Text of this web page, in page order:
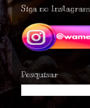
Siga no Instagram
Pesquisar